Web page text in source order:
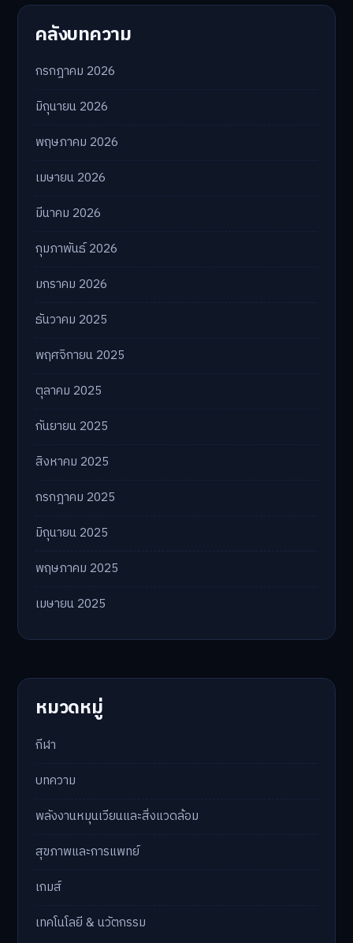
คลังบทความ
กรกฎาคม 2026
มิถุนายน 2026
พฤษภาคม 2026
เมษายน 2026
มีนาคม 2026
กุมภาพันธ์ 2026
มกราคม 2026
ธันวาคม 2025
พฤศจิกายน 2025
ตุลาคม 2025
กันยายน 2025
สิงหาคม 2025
กรกฎาคม 2025
มิถุนายน 2025
พฤษภาคม 2025
เมษายน 2025
หมวดหมู่
กีฬา
บทความ
พลังงานหมุนเวียนและสิ่งแวดล้อม
สุขภาพและการแพทย์
เกมส์
เทคโนโลยี & นวัตกรรม